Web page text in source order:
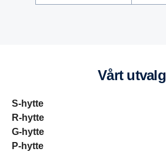
Vårt utvalg
S-hytte
R-hytte
G-hytte
P-hytte